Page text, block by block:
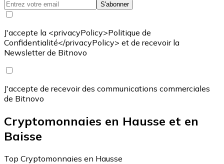
S'abonner
J'accepte la <privacyPolicy>Politique de
Confidentialité</privacyPolicy> et de recevoir la
Newsletter de Bitnovo
J'accepte de recevoir des communications commerciales
de Bitnovo
Cryptomonnaies en Hausse et en
Baisse
Top Cryptomonnaies en Hausse